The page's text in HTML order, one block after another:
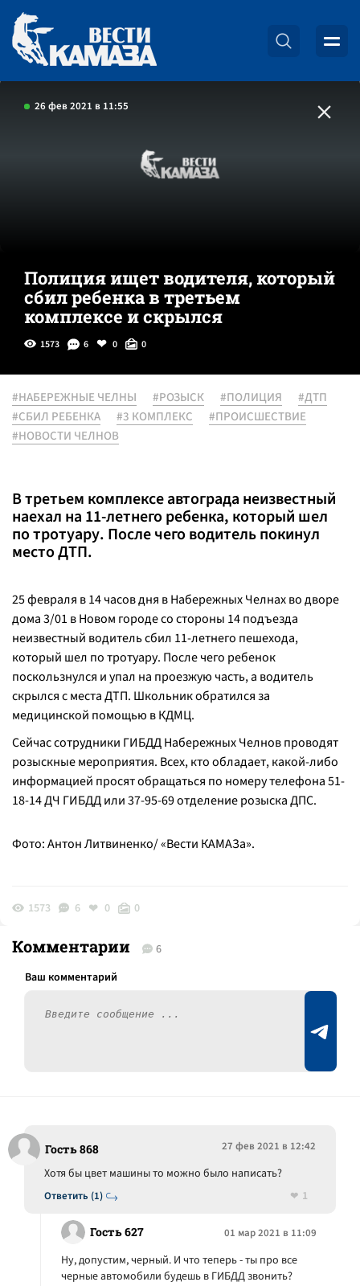
26 фев 2021 в 11:55
Полиция ищет водителя, который
сбил ребенка в третьем
комплексе и скрылся
1573 6 0 0
#НАБЕРЕЖНЫЕ ЧЕЛНЫ #РОЗЫСК #ПОЛИЦИЯ
#ДТП
#СБИЛ РЕБЕНКА
#3 КОМПЛЕКС
#ПРОИСШЕСТВИЕ
#НОВОСТИ ЧЕЛНОВ
В третьем комплексе автограда неизвестный
наехал на 11-летнего ребенка, который шел
по тротуару. После чего водитель покинул
место ДТП.
25 февраля в 14 часов дня в Набережных Челнах во дворе
дома 3/01 в Новом городе со стороны 14 подъезда
неизвестный водитель сбил 11-летнего пешехода,
который шел по тротуару. После чего ребенок
поскользнулся и упал на проезжую часть, а водитель
скрылся с места ДТП. Школьник обратился за
медицинской помощью в КДМЦ.
Сейчас сотрудники ГИБДД Набережных Челнов проводят
розыскные мероприятия. Всех, кто обладает, какой-либо
информацией просят обращаться по номеру телефона 51-
18-14 ДЧ ГИБДД или 37-95-69 отделение розыска ДПС.
Фото: Антон Литвиненко/ «Вести КАМАЗа».
1573 6 0 0
Комментарии 6
Гость 868 27 фев 2021 в 12:42
Ответить (1)
Хотя бы цвет машины то можно было написать?
1
Гость 627 01 мар 2021 в 11:09
Ну, допустим, черный. И что теперь - ты про все
черные автомобили будешь в ГИБДД звонить?